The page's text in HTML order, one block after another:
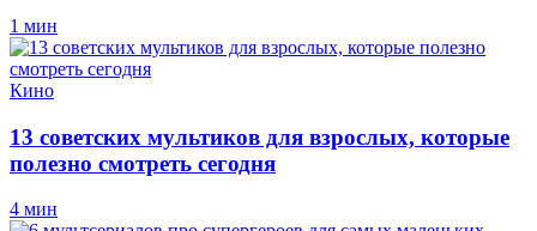
1 мин
Кино
13 советских мультиков для взрослых, которые
полезно смотреть сегодня
4 мин